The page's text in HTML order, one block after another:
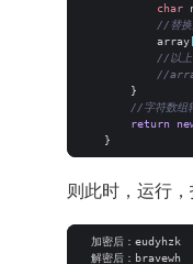
char
//替换
array
//以上
//
}
//字符数
return
}
则此时，运行，